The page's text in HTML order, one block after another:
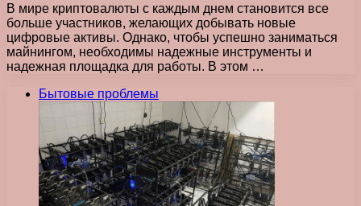
В мире криптовалюты с каждым днем становится все
больше участников, желающих добывать новые
цифровые активы. Однако, чтобы успешно заниматься
майнингом, необходимы надежные инструменты и
надежная площадка для работы. В этом …
Бытовые проблемы